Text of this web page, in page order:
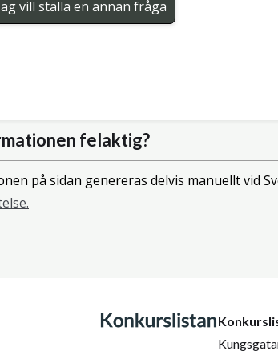
vill ställa en annan fråga
felaktig?
på sidan genereras delvis manuellt vid